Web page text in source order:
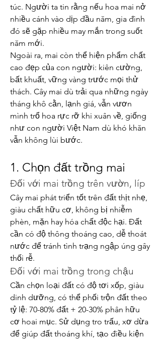
túc. Người ta tin rằng nếu hoa mai nở
nhiều cánh vào dịp đầu năm, gia đình
đó sẽ gặp nhiều may mắn trong suốt
năm mới.
Ngoài ra, mai còn thể hiện phẩm chất
cao đẹp của con người: kiên cường,
bất khuất, vững vàng trước mọi thử
thách. Cây mai dù trải qua những ngày
tháng khô cằn, lạnh giá, vẫn vươn
mình trổ hoa rực rỡ khi xuân về, giống
như con người Việt Nam dù khó khăn
vẫn không lùi bước.
1. Chọn đất trồng mai
Đối với mai trồng trên vườn, líp
Cây mai phát triển tốt trên đất thịt nhẹ,
giàu chất hữu cơ, không bị nhiễm
phèn, mặn hay hóa chất độc hại. Đất
cần có độ thông thoáng cao, dễ thoát
nước để tránh tình trạng ngập úng gây
thối rễ.
Đối với mai trồng trong chậu
Cần chọn loại đất có độ tơi xốp, giàu
dinh dưỡng, có thể phối trộn đất theo
tỷ lệ: 70-80% đất + 20-30% phân hữu
cơ hoai mục. Sử dụng tro trấu, xơ dừa
để giúp đất thoáng khí, tạo điều kiện